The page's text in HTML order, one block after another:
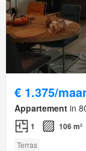
€ 1.375/
Appartement in
1 106 m²
Terras